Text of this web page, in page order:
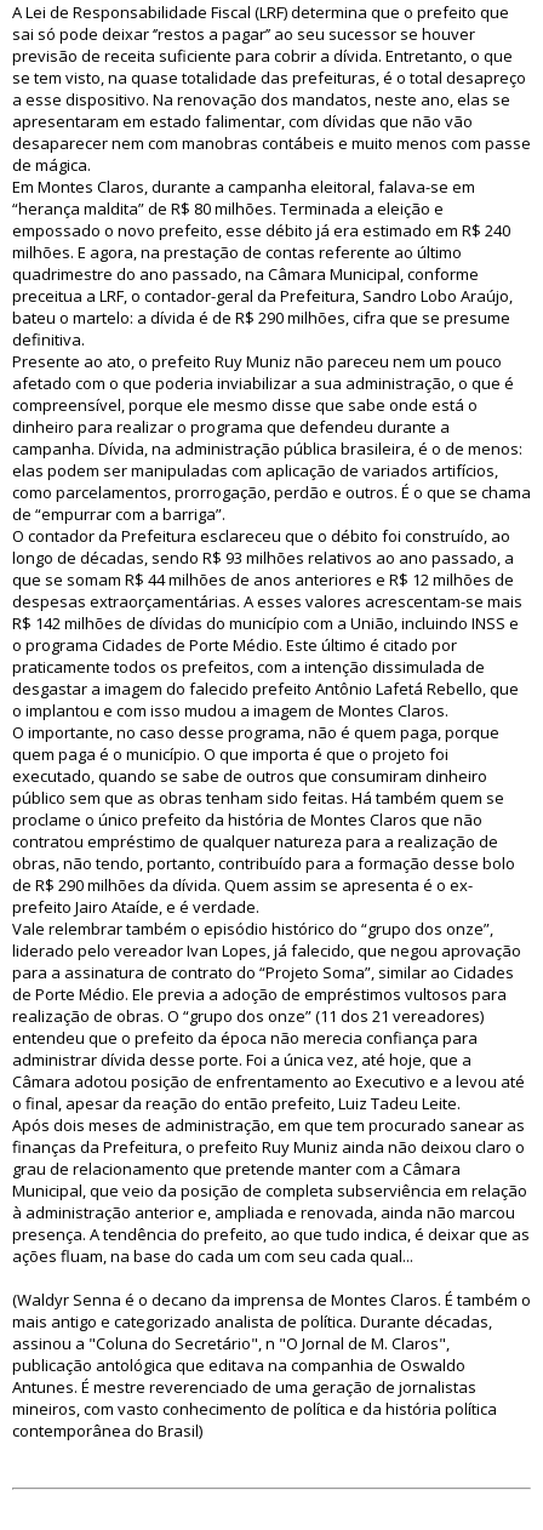
A Lei de Responsabilidade Fiscal (LRF) determina que o prefeito que
sai só pode deixar ‘’restos a pagar’’ ao seu sucessor se houver
previsão de receita suficiente para cobrir a dívida. Entretanto, o que
se tem visto, na quase totalidade das prefeituras, é o total desapreço
a esse dispositivo. Na renovação dos mandatos, neste ano, elas se
apresentaram em estado falimentar, com dívidas que não vão
desaparecer nem com manobras contábeis e muito menos com passe
de mágica.
Em Montes Claros, durante a campanha eleitoral, falava-se em
“herança maldita” de R$ 80 milhões. Terminada a eleição e
empossado o novo prefeito, esse débito já era estimado em R$ 240
milhões. E agora, na prestação de contas referente ao último
quadrimestre do ano passado, na Câmara Municipal, conforme
preceitua a LRF, o contador-geral da Prefeitura, Sandro Lobo Araújo,
bateu o martelo: a dívida é de R$ 290 milhões, cifra que se presume
definitiva.
Presente ao ato, o prefeito Ruy Muniz não pareceu nem um pouco
afetado com o que poderia inviabilizar a sua administração, o que é
compreensível, porque ele mesmo disse que sabe onde está o
dinheiro para realizar o programa que defendeu durante a
campanha. Dívida, na administração pública brasileira, é o de menos:
elas podem ser manipuladas com aplicação de variados artifícios,
como parcelamentos, prorrogação, perdão e outros. É o que se chama
de “empurrar com a barriga”.
O contador da Prefeitura esclareceu que o débito foi construído, ao
longo de décadas, sendo R$ 93 milhões relativos ao ano passado, a
que se somam R$ 44 milhões de anos anteriores e R$ 12 milhões de
despesas extraorçamentárias. A esses valores acrescentam-se mais
R$ 142 milhões de dívidas do município com a União, incluindo INSS e
o programa Cidades de Porte Médio. Este último é citado por
praticamente todos os prefeitos, com a intenção dissimulada de
desgastar a imagem do falecido prefeito Antônio Lafetá Rebello, que
o implantou e com isso mudou a imagem de Montes Claros.
O importante, no caso desse programa, não é quem paga, porque
quem paga é o município. O que importa é que o projeto foi
executado, quando se sabe de outros que consumiram dinheiro
público sem que as obras tenham sido feitas. Há também quem se
proclame o único prefeito da história de Montes Claros que não
contratou empréstimo de qualquer natureza para a realização de
obras, não tendo, portanto, contribuído para a formação desse bolo
de R$ 290 milhões da dívida. Quem assim se apresenta é o ex-
prefeito Jairo Ataíde, e é verdade.
Vale relembrar também o episódio histórico do “grupo dos onze”,
liderado pelo vereador Ivan Lopes, já falecido, que negou aprovação
para a assinatura de contrato do “Projeto Soma”, similar ao Cidades
de Porte Médio. Ele previa a adoção de empréstimos vultosos para
realização de obras. O “grupo dos onze” (11 dos 21 vereadores)
entendeu que o prefeito da época não merecia confiança para
administrar dívida desse porte. Foi a única vez, até hoje, que a
Câmara adotou posição de enfrentamento ao Executivo e a levou até
o final, apesar da reação do então prefeito, Luiz Tadeu Leite.
Após dois meses de administração, em que tem procurado sanear as
finanças da Prefeitura, o prefeito Ruy Muniz ainda não deixou claro o
grau de relacionamento que pretende manter com a Câmara
Municipal, que veio da posição de completa subserviência em relação
à administração anterior e, ampliada e renovada, ainda não marcou
presença. A tendência do prefeito, ao que tudo indica, é deixar que as
ações fluam, na base do cada um com seu cada qual...
(Waldyr Senna é o decano da imprensa de Montes Claros. É também o
mais antigo e categorizado analista de política. Durante décadas,
assinou a "Coluna do Secretário", n "O Jornal de M. Claros",
publicação antológica que editava na companhia de Oswaldo
Antunes. É mestre reverenciado de uma geração de jornalistas
mineiros, com vasto conhecimento de política e da história política
contemporânea do Brasil)